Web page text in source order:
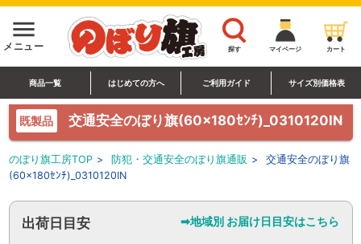
menu
メニュー 探す マイページ カート
商品一覧 はじめての方へ ご利用ガイド サイズ別価格表
既製品 交通安全のぼり旗(60×180ｾﾝﾁ)_0310120IN
のぼり旗工房TOP > 防犯・交通安全のぼり旗通販 >
交通安全のぼり旗
(60×180ｾﾝﾁ)_0310120IN
出荷日目安 ➡地域別 お届け日目安はこちら